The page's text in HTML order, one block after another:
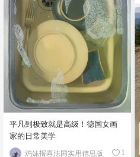
平凡到极致就是高级！德国女画
家的日常美学
鸡妹报喜法国实用信息版 1